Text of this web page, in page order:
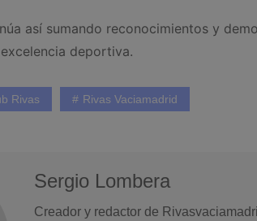
así sumando reconocimientos y
deportiva.
Rivas Rivas Vaciamadrid
Sergio Lombera
Creador y redactor de